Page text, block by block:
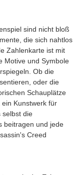
sind nicht bloß
die sich nahtlos
Zahlenkarte ist mit
Motive und Symbole
Ob die
oder die
Schauplätze
Kunstwerk für
selbst die
beitragen und jede
Creed